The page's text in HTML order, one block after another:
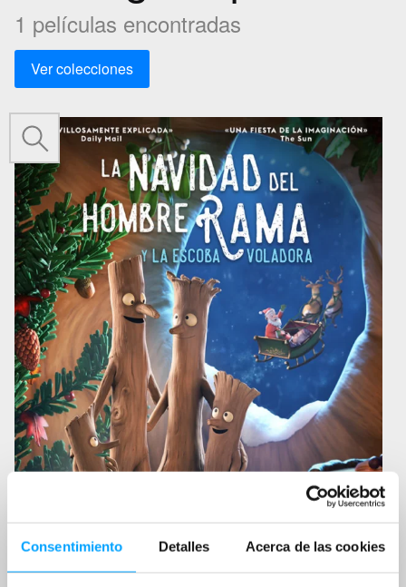
Consentimiento Detalles Acerca de las cookies
1 películas encontradas
Ver colecciones